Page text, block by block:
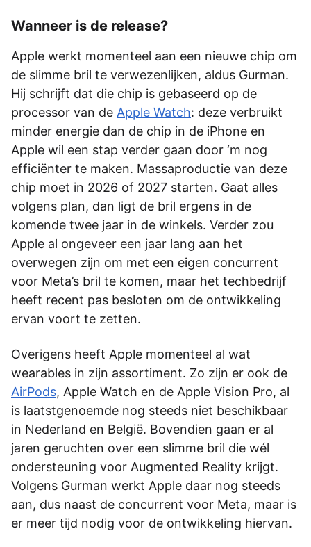
Wanneer is de release?
Apple werkt momenteel aan een nieuwe chip om
de slimme bril te verwezenlijken, aldus Gurman.
Hij schrijft dat die chip is gebaseerd op de
processor van de Apple Watch: deze verbruikt
minder energie dan de chip in de iPhone en
Apple wil een stap verder gaan door ‘m nog
efficiënter te maken. Massaproductie van deze
chip moet in 2026 of 2027 starten. Gaat alles
volgens plan, dan ligt de bril ergens in de
komende twee jaar in de winkels. Verder zou
Apple al ongeveer een jaar lang aan het
overwegen zijn om met een eigen concurrent
voor Meta’s bril te komen, maar het techbedrijf
heeft recent pas besloten om de ontwikkeling
ervan voort te zetten.
Overigens heeft Apple momenteel al wat
wearables in zijn assortiment. Zo zijn er ook de
AirPods, Apple Watch en de Apple Vision Pro, al
is laatstgenoemde nog steeds niet beschikbaar
in Nederland en België. Bovendien gaan er al
jaren geruchten over een slimme bril die wél
ondersteuning voor Augmented Reality krijgt.
Volgens Gurman werkt Apple daar nog steeds
aan, dus naast de concurrent voor Meta, maar is
er meer tijd nodig voor de ontwikkeling hiervan.